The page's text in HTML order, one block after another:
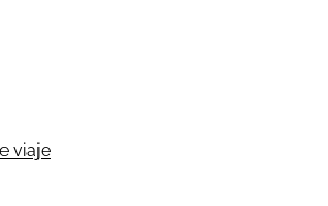
viaje